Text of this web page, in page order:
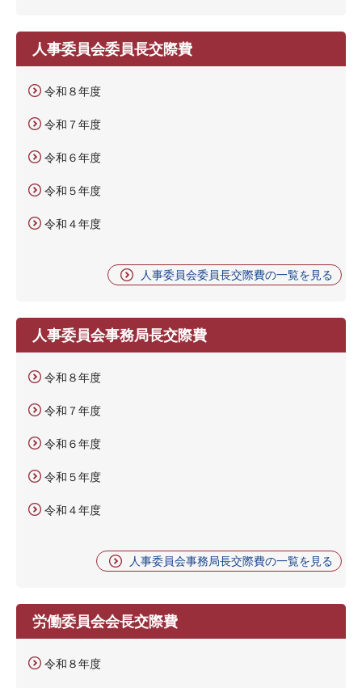
人事委員会委員長交際費
令和８年度
令和７年度
令和６年度
令和５年度
令和４年度
人事委員会委員長交際費の一覧を見る
人事委員会事務局長交際費
令和８年度
令和７年度
令和６年度
令和５年度
令和４年度
人事委員会事務局長交際費の一覧を見る
労働委員会会長交際費
令和８年度